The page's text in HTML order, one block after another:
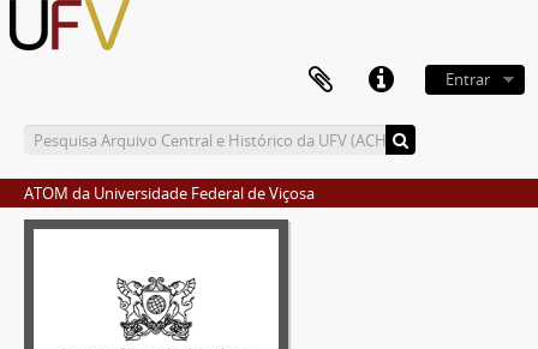
Entrar
ATOM da Universidade Federal de Viçosa